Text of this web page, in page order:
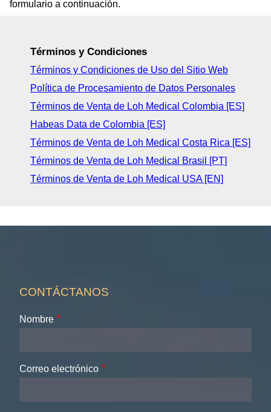
formulario a continuación.
Términos y Condiciones
Términos y Condiciones de Uso del Sitio Web
Política de Procesamiento de Datos Personales
Términos de Venta de Loh Medical Colombia [ES]
Habeas Data de Colombia [ES]
Términos de Venta de Loh Medical Costa Rica [ES]
Términos de Venta de Loh Medical Brasil [PT]
Términos de Venta de Loh Medical USA [EN]
CONTÁCTANOS
Nombre
Correo electrónico